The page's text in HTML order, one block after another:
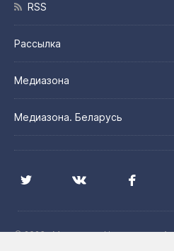
RSS
Рассылка
Медиазона
Медиазона. Беларусь
© 2026 «Медиазона Центральная